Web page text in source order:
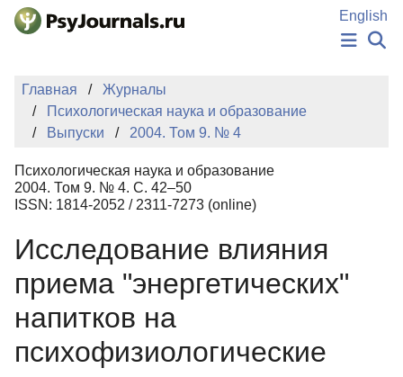
Перейти к основному содержанию
English
НОВОСТИ
ИЗДАНИЯ
АВТОРЫ
БАЗА ЗНАНИЙ
КЛЮЧЕВЫЕ СЛОВА
Регистрация
Главная
Журналы
Психологическая наука и образование
Выпуски
2004. Том 9. № 4
Психологическая наука и образование
2004. Том 9. № 4. С. 42–50
ISSN: 1814-2052 / 2311-7273 (online)
Исследование влияния
приема "энергетических"
напитков на
психофизиологические